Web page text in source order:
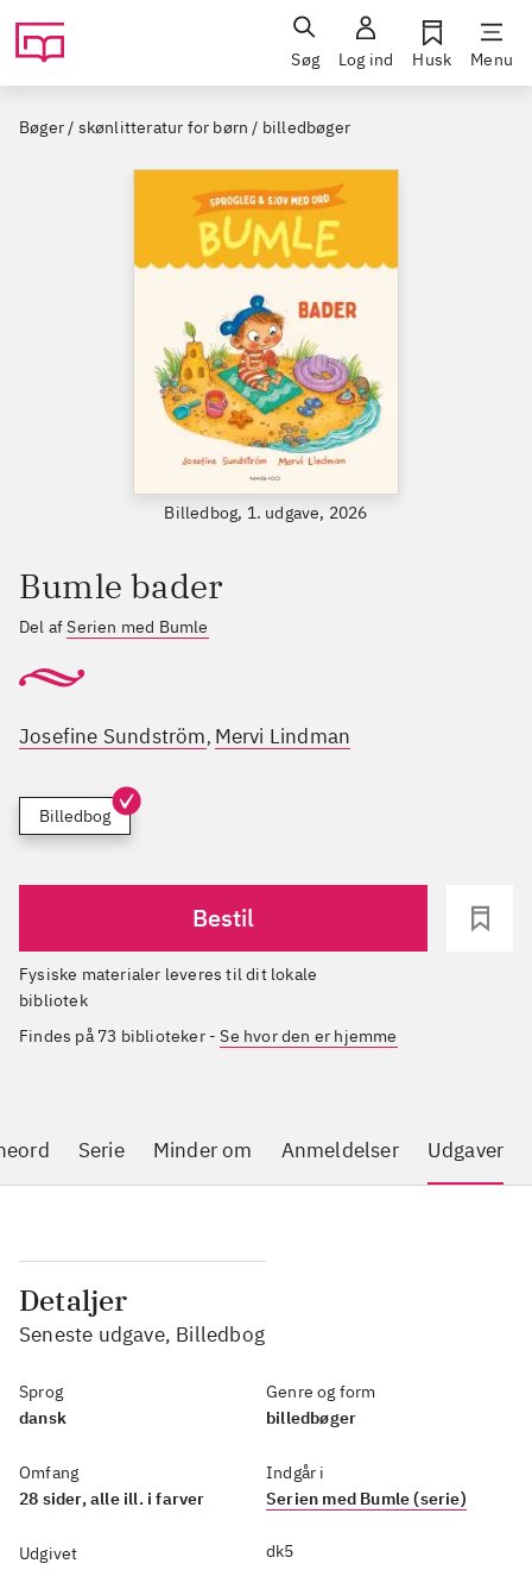
Søg Log ind Husk Menu
Bøger / skønlitteratur for børn / billedbøger
Billedbog, 1. udgave, 2026
Bumle bader
Del afSerien med Bumle
Josefine Sundström, Mervi Lindman
Billedbog
Bestil
Fysiske materialer leveres til dit lokale
bibliotek
Findes på 73 biblioteker-Se hvor den er hjemme
Serie Minder om Anmeldelser Udgaver
Detaljer
Seneste udgave, Billedbog
Sprog
dansk
Omfang
28 sider, alle ill. i farver
Udgivet
Genre og form
billedbøger
Indgår i
Serien med Bumle (serie)
dk5